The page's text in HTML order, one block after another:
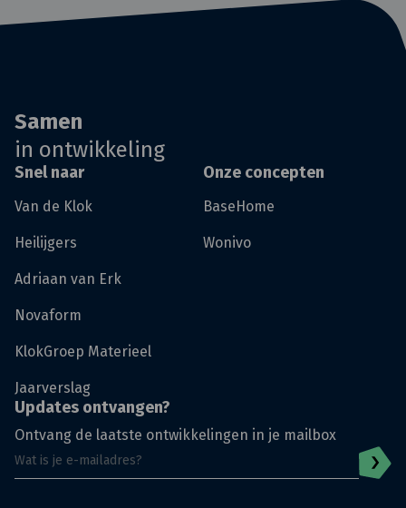
Samen
in ontwikkeling
Snel naar
Van de Klok
Heilijgers
Adriaan van Erk
Novaform
KlokGroep Materieel
Jaarverslag
Onze concepten
BaseHome
Wonivo
Updates ontvangen?
Ontvang de laatste ontwikkelingen in je mailbox